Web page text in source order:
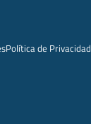
Política de Privacidad